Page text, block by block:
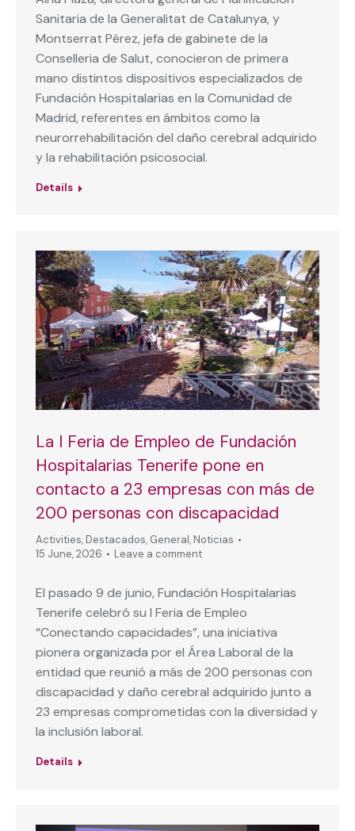
Sanitaria de la Generalitat de Catalunya, y
Montserrat Pérez, jefa de gabinete de la
Conselleria de Salut, conocieron de primera
mano distintos dispositivos especializados de
Fundación Hospitalarias en la Comunidad de
Madrid, referentes en ámbitos como la
neurorrehabilitación del daño cerebral adquirido
y la rehabilitación psicosocial.
Details
La I Feria de Empleo de Fundación
Hospitalarias Tenerife pone en
contacto a 23 empresas con más de
200 personas con discapacidad
Activities, Destacados, General, Noticias
15 June, 2026
Leave a comment
El pasado 9 de junio, Fundación Hospitalarias
Tenerife celebró su I Feria de Empleo
“Conectando capacidades”, una iniciativa
pionera organizada por el Área Laboral de la
entidad que reunió a más de 200 personas con
discapacidad y daño cerebral adquirido junto a
23 empresas comprometidas con la diversidad y
la inclusión laboral.
Details